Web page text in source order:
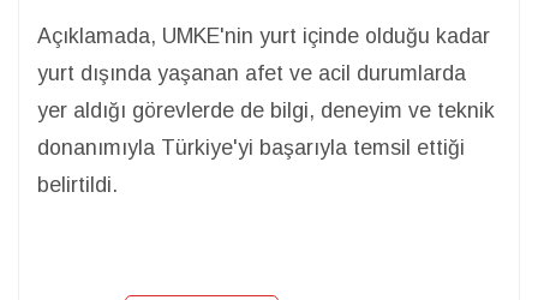
Açıklamada, UMKE'nin yurt içinde olduğu kadar
yurt dışında yaşanan afet ve acil durumlarda
yer aldığı görevlerde de bilgi, deneyim ve teknik
donanımıyla Türkiye'yi başarıyla temsil ettiği
belirtildi.